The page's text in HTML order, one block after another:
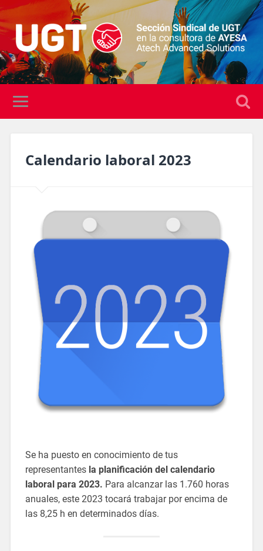
Calendario laboral 2023
Se ha puesto en conocimiento de tus
representantes la planificación del calendario
laboral para 2023. Para alcanzar las 1.760 horas
anuales, este 2023 tocará trabajar por encima de
las 8,25 h en determinados días.